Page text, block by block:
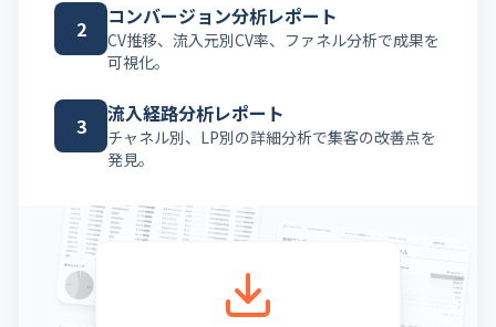
2 コンバージョン分析レポート
CV推移、流入元別CV率、ファネル分析で成果を
可視化。
3 流入経路分析レポート
チャネル別、LP別の詳細分析で集客の改善点を
発見。